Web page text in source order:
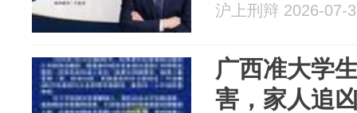
沪上刑辩 2026-07-
广西准大学
害，家人追